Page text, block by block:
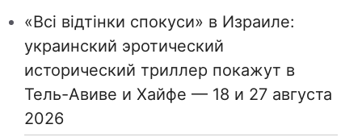
«Всі відтінки спокуси» в Израиле:
украинский эротический
исторический триллер покажут в
Тель-Авиве и Хайфе — 18 и 27 августа
2026